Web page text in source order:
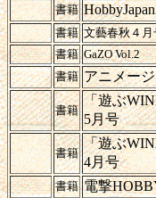
書籍
書籍 文藝春秋４月
書籍 GaZO Vol.2
書籍 アニメー
書籍
「遊ぶ
5月号
書籍
「遊ぶ
4月号
書籍 電撃